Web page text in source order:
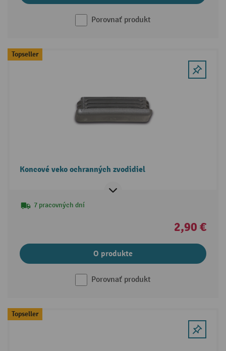
Porovnať produkt
Topseller
Koncové veko ochranných zvodidiel
7 pracovných dní
2,90 €
O produkte
Porovnať produkt
Topseller